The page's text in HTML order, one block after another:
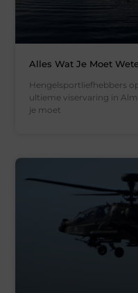
Alles Wat Je Moet
Hengelsportliefhebbers
ultieme viservaring in
je moet